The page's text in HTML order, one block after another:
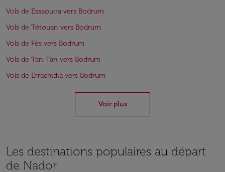
Vols de Essaouira vers Bodrum
Vols de Tétouan vers Bodrum
Vols de Fès vers Bodrum
Vols de Tan-Tan vers Bodrum
Vols de Errachidia vers Bodrum
Voir plus
Les destinations populaires au départ
de Nador